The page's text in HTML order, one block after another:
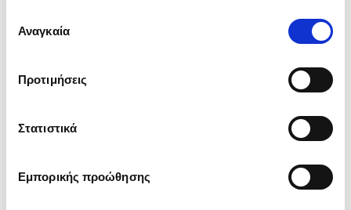
ενδιαφέρουν και να επιλέξετε από τα παρακάτω με την
΄΄και να ενημερωθείτε σχετικά με
συγκατάθεσης
Αναγκαία
Προτιμήσεις
Στατιστικά
Εμπορικής προώθησης